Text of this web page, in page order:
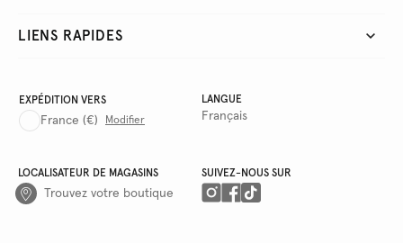
LIENS RAPIDES
EXPÉDITION VERS
France (€) Modifier
LANGUE
Français
LOCALISATEUR DE MAGASINS
Trouvez votre boutique
SUIVEZ-NOUS SUR